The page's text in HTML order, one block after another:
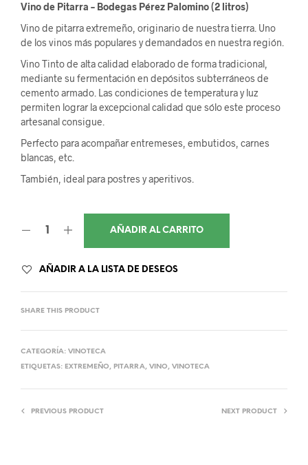
Vino de Pitarra – Bodegas Pérez Palomino (2 litros)
Vino de pitarra extremeño, originario de nuestra tierra. Uno
de los vinos más populares y demandados en nuestra región.
Vino Tinto de alta calidad elaborado de forma tradicional,
mediante su fermentación en depósitos subterráneos de
cemento armado. Las condiciones de temperatura y luz
permiten lograr la excepcional calidad que sólo este proceso
artesanal consigue.
Perfecto para acompañar entremeses, embutidos, carnes
blancas, etc.
También, ideal para postres y aperitivos.
AÑADIR AL CARRITO
AÑADIR A LA LISTA DE DESEOS
SHARE THIS PRODUCT
CATEGORÍA: VINOTECA
ETIQUETAS: EXTREMEÑO, PITARRA, VINO, VINOTECA
PREVIOUS PRODUCT NEXT PRODUCT